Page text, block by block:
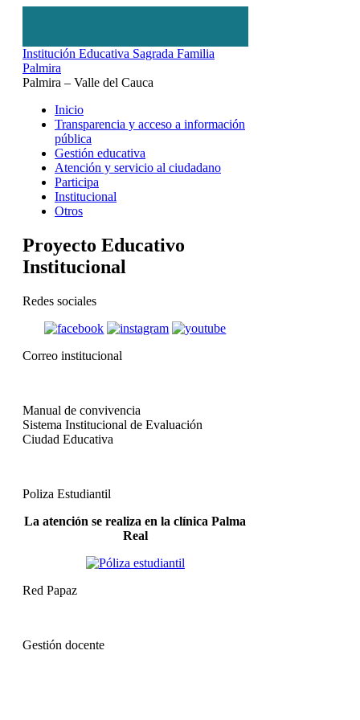
Institución Educativa Sagrada Familia
Palmira
Palmira – Valle del Cauca
Inicio
Transparencia y acceso a información
pública
Gestión educativa
Atención y servicio al ciudadano
Participa
Institucional
Otros
Proyecto Educativo
Institucional
Redes sociales
Correo institucional
Manual de convivencia
Sistema Institucional de Evaluación
Ciudad Educativa
Poliza Estudiantil
La atención se realiza en la clínica Palma
Real
Red Papaz
Gestión docente